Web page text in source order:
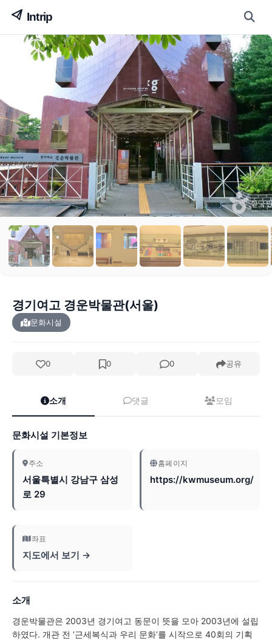
경기여고 경운박물관(서울)
문화시설
0 0 0 공유
소개 댓글 모임
문화시설 기본정보
주소
서울특별시 강남구 삼성
로 29
홈페이지
https://kwmuseum.org/
좌표
지도에서 보기 →
소개
경운박물관은 2003년 경기여고 동문이 뜻을 모아 2003년에 설립
하였다. 개관 전 ‘근세복식과 우리 문화’를 시작으로 40회의 기획